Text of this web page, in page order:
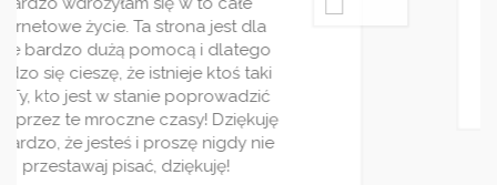
i zawsze traktują o jakimś ciekwym
zagadnieniu. Bardzo wszystkim
polecam ten serwis! Jest on stworzony
dla ludzi rządnych rozrywki!